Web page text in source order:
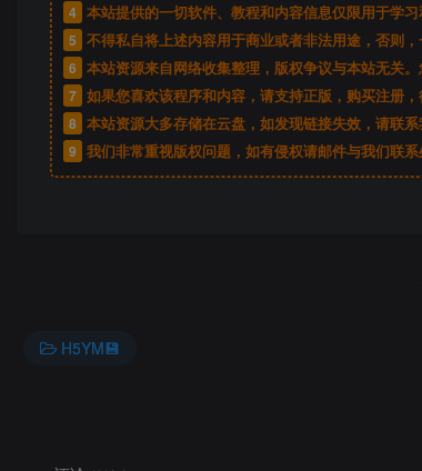
4 本站提供的一切软件、教程和内容信息仅限用于学习
5 不得私自将上述内容用于商业或者非法用途，否则，
6 本站资源来自网络收集整理，版权争议与本站无关
7 如果您喜欢该程序和内容，请支持正版，购买注册，
8 本站资源大多存储在云盘，如发现链接失效，请联系
9 我们非常重视版权问题，如有侵权请邮件与我们联
H5YM💾